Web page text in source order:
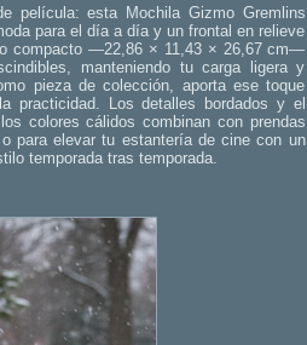
película: esta Mochila Gizmo Gremlins
para el día a día y un frontal en relieve
compacto —22,86 × 11,43 × 26,67 cm—
manteniendo tu carga ligera y
pieza de colección, aporta ese toque
practicidad. Los detalles bordados y el
colores cálidos combinan con prendas
para elevar tu estantería de cine con un
temporada tras temporada.